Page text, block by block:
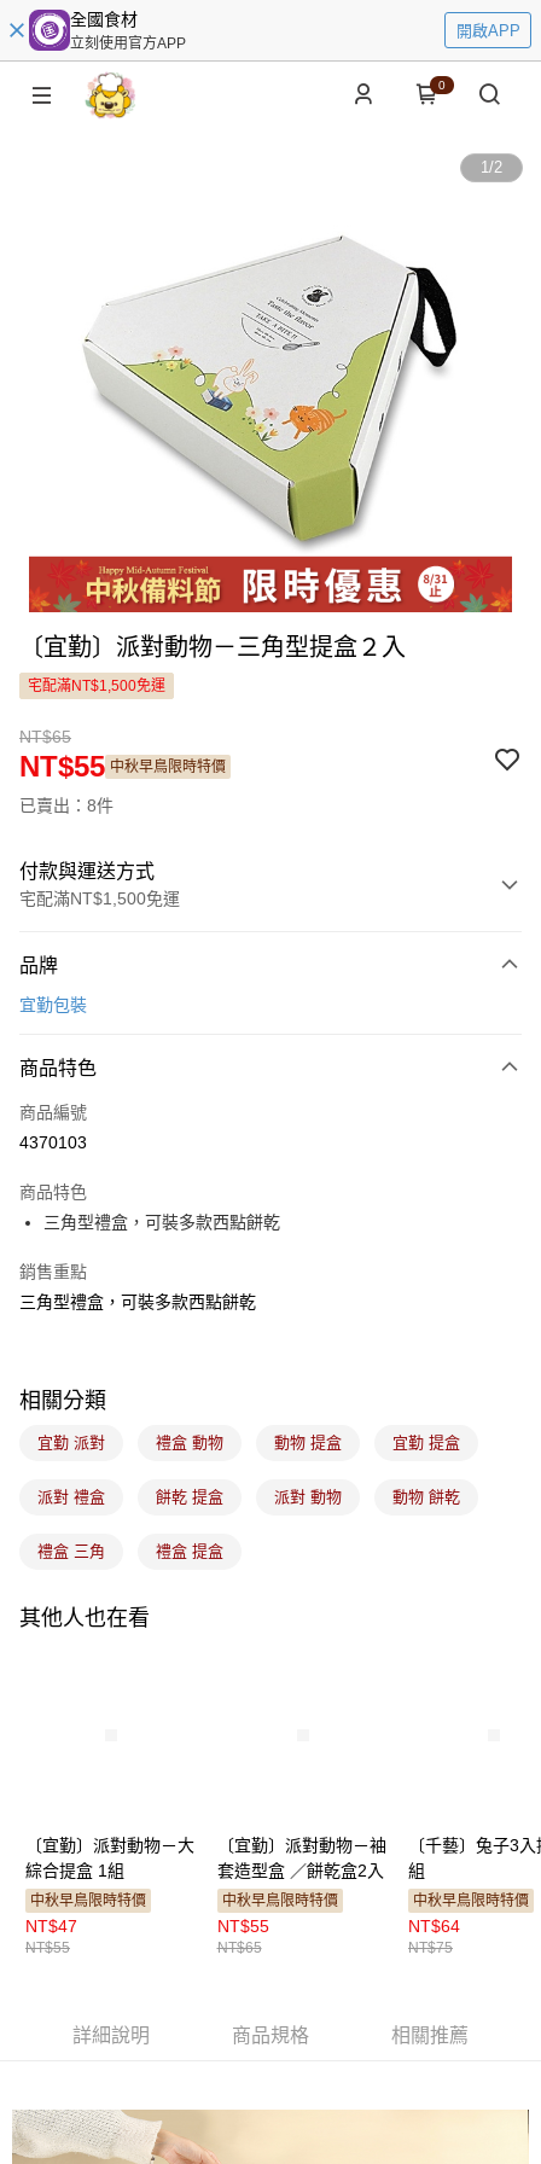
全國食材
立刻使用官方APP
開啟APP
0
1/2
〔宜勤〕派對動物－三角型提盒２入
宅配滿NT$1,500免運
NT$65
NT$55 中秋早鳥限時特價
已賣出：8件
付款與運送方式
宅配滿NT$1,500免運
信用卡一次付款
Apple Pay
悠遊付
全盈+PAY
運送方式
免運費
品牌
宜勤包裝
商品特色
商品編號
4370103
商品特色
三角型禮盒，可裝多款西點餅乾
銷售重點
三角型禮盒，可裝多款西點餅乾
相關分類
宜勤 派對 禮盒 動物 動物 提盒 宜勤 提盒
派對 禮盒 餅乾 提盒 派對 動物 動物 餅乾
禮盒 三角 禮盒 提盒
其他人也在看
〔宜勤〕派對動物－大
綜合提盒 1組
中秋早鳥限時特價
NT$47
NT$55
〔宜勤〕派對動物－袖
套造型盒 ／餅乾盒2入
中秋早鳥限時特價
NT$55
NT$65
〔千藝〕兔子3
組
中秋早鳥限時特價
NT$64
NT$75
詳細說明 商品規格 相關推薦